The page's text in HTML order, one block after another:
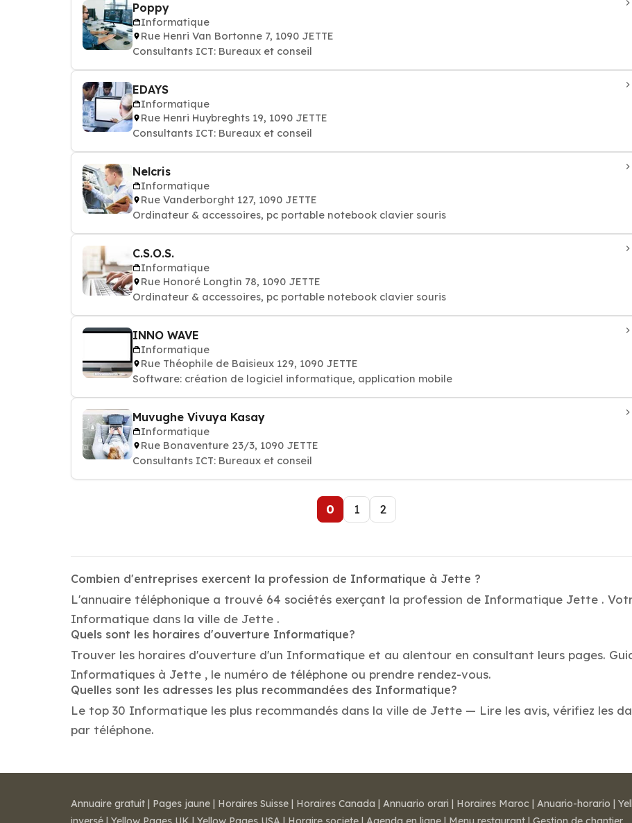
Poppy
Informatique
Rue Henri Van Bortonne 7, 1090 JETTE
Consultants ICT: Bureaux et conseil
EDAYS
Informatique
Rue Henri Huybreghts 19, 1090 JETTE
Consultants ICT: Bureaux et conseil
Nelcris
Informatique
Rue Vanderborght 127, 1090 JETTE
Ordinateur & accessoires, pc portable notebook clavier souris
C.S.O.S.
Informatique
Rue Honoré Longtin 78, 1090 JETTE
Ordinateur & accessoires, pc portable notebook clavier souris
INNO WAVE
Informatique
Rue Théophile de Baisieux 129, 1090 JETTE
Software: création de logiciel informatique, application mobile
Muvughe Vivuya Kasay
Informatique
Rue Bonaventure 23/3, 1090 JETTE
Consultants ICT: Bureaux et conseil
0 1 2
Combien d'entreprises exercent la profession de Informatique à Jette ?
L'annuaire téléphonique a trouvé 64 sociétés exerçant la profession de Informatique Jette .
Informatique dans la ville de Jette .
Quels sont les horaires d'ouverture Informatique?
Trouver les horaires d'ouverture d'un Informatique et au alentour en consultant leurs pages.
Informatiques à Jette , le numéro de téléphone ou prendre rendez-vous.
Quelles sont les adresses les plus recommandées des Informatique?
Le top 30 Informatique les plus recommandés dans la ville de Jette — Lire les avis, vérifiez les
par téléphone.
Annuaire gratuit | Pages jaune | Horaires Suisse | Horaires Canada | Annuario orari | Horaires Maroc | Anuario-horario |